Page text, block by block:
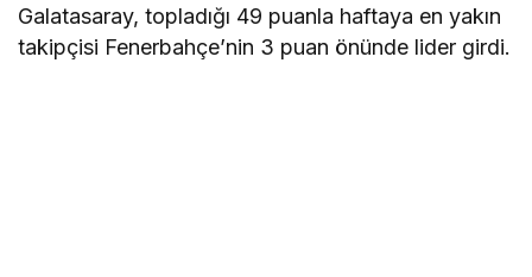
Galatasaray, topladığı 49 puanla haftaya en yakın
takipçisi Fenerbahçe’nin 3 puan önünde lider girdi.